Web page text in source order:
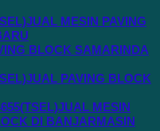
MESIN PAVING
BLOCK SAMARINDA
PAVING BLOCK
MESIN
DI BANJARMASIN